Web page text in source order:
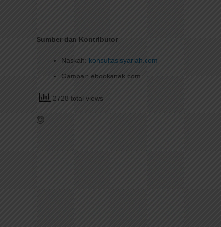
Sumber dan Kontributor
Naskah: konsultasisyariah.com
Gambar: ebookanak.com
2728 total views